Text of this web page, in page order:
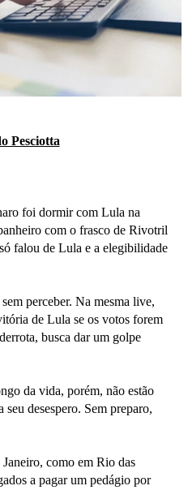
Pesciotta
foi dormir com Lula na
com o frasco de Rivotril
falou de Lula e a elegibilidade
perceber. Na mesma live,
de Lula se os votos forem
busca dar um golpe
da vida, porém, não estão
desespero. Sem preparo,
como em Rio das
a pagar um pedágio por